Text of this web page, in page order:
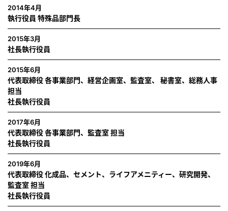
2014年4月
執行役員 特殊品部門長
2015年3月
社長執行役員
2015年6月
代表取締役 各事業部門、経営企画室、監査室、 秘書室、総務人事
担当
社長執行役員
2017年6月
代表取締役 各事業部門、監査室 担当
社長執行役員
2019年6月
代表取締役 化成品、セメント、ライフアメニティー、研究開発、
監査室 担当
社長執行役員